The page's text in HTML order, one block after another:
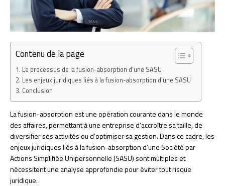
Contenu de la page
Le processus de la fusion-absorption d’une SASU
Les enjeux juridiques liés à la fusion-absorption d’une SASU
Conclusion
La fusion-absorption est une opération courante dans le monde
des affaires, permettant à une entreprise d’accroître sa taille, de
diversifier ses activités ou d’optimiser sa gestion. Dans ce cadre, les
enjeux juridiques liés à la fusion-absorption d’une Société par
Actions Simplifiée Unipersonnelle (SASU) sont multiples et
nécessitent une analyse approfondie pour éviter tout risque
juridique.